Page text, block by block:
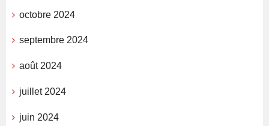
octobre 2024
septembre 2024
août 2024
juillet 2024
juin 2024